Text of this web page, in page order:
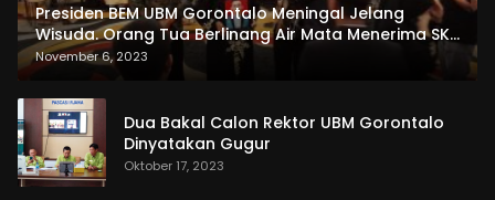
Presiden BEM UBM Gorontalo Meningal Jelang
Wisuda. Orang Tua Berlinang Air Mata Menerima SKL
dan Pemasangan Salempang
November 6, 2023
Dua Bakal Calon Rektor UBM Gorontalo
Dinyatakan Gugur
Oktober 17, 2023